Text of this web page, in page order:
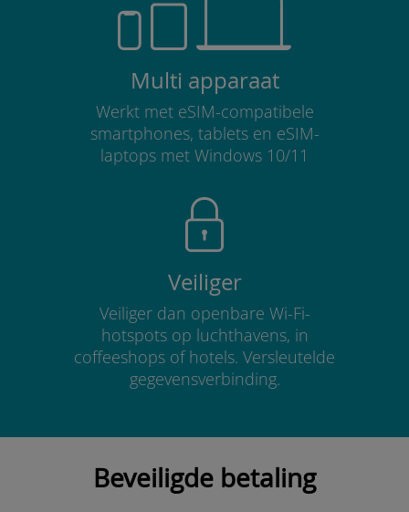
Multi apparaat
Werkt met eSIM-compatibele
smartphones, tablets en eSIM-
laptops met Windows 10/11
Veiliger
Veiliger dan openbare Wi-Fi-
hotspots op luchthavens, in
coffeeshops of hotels. Versleutelde
gegevensverbinding.
Beveiligde betaling